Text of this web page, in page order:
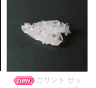
コリント ゼッ